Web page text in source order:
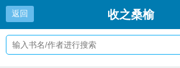
返回 收之桑榆